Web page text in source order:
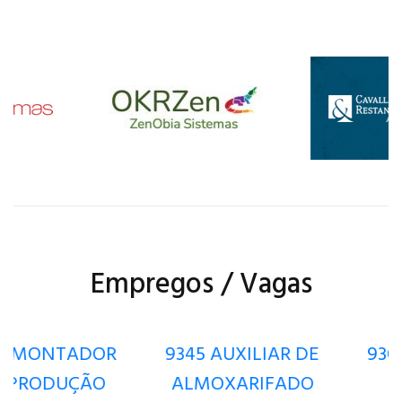
Empregos / Vagas
9345 AUXILIAR DE
ALMOXARIFADO
9308 SECRETÁRIA
MÉDICA